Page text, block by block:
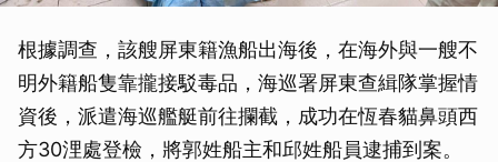
根據調查，該艘屏東籍漁船出海後，在海外與一艘不
明外籍船隻靠攏接駁毒品，海巡署屏東查緝隊掌握情
資後，派遣海巡艦艇前往攔截，成功在恆春貓鼻頭西
方30浬處登檢，將郭姓船主和邱姓船員逮捕到案。